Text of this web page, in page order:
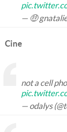
— 🤑
Cine
not a cell
— odalys